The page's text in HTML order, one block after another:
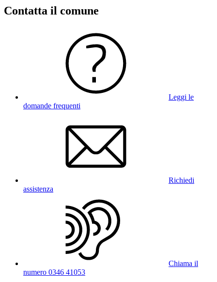
Contatta il comune
Leggi le
domande frequenti
Richiedi
assistenza
Chiama il
numero 0346 41053